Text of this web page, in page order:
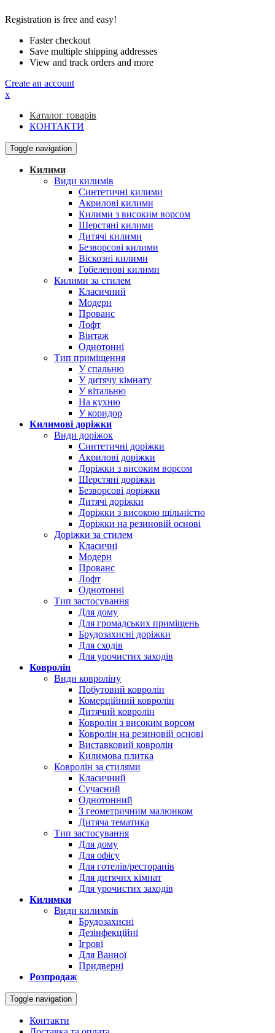
Registration is free and easy!
Faster checkout
Save multiple shipping addresses
View and track orders and more
Create an account
x
Каталог товарів
КОНТАКТИ
Toggle navigation
Килими
Види килимів
Синтетичні килими
Акрилові килими
Килими з високим ворсом
Шерстяні килими
Дитячі килими
Безворсові килими
Віскозні килими
Гобеленові килими
Килими за стилем
Класичний
Модерн
Прованс
Лофт
Вінтаж
Однотонні
Тип приміщення
У спальню
У дитячу кімнату
У вітальню
На кухню
У коридор
Килимові доріжки
Види доріжок
Синтетичні доріжки
Акрилові доріжки
Доріжки з високим ворсом
Шерстяні доріжки
Безворсові доріжки
Дитячі доріжки
Доріжки з високою щільністю
Доріжки на резиновій основі
Доріжки за стилем
Класичні
Модерн
Прованс
Лофт
Однотонні
Тип застосування
Для дому
Для громадських приміщень
Брудозахисні доріжки
Для сходів
Для урочистих заходів
Ковролін
Види ковроліну
Побутовий ковролін
Комерційний ковролін
Дитячий ковролін
Ковролін з високим ворсом
Ковролін на резиновій основі
Виставковий ковролін
Килимова плитка
Ковролін за стилями
Класичний
Сучасний
Однотонний
З геометричним малюнком
Дитяча тематика
Тип застосування
Для дому
Для офісу
Для готелів/ресторанів
Для дитячих кімнат
Для урочистих заходів
Килимки
Види килимків
Брудозахисні
Дезінфекційні
Ігрові
Для Ванної
Придверні
Розпродаж
Toggle navigation
Контакти